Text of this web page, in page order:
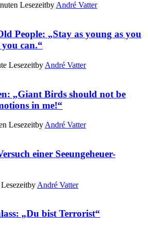
LesezeitbyAndré Vatter
People: „Stay as young as you
can.“
Lesezeitby André Vatter
„Giant Birds should not be
in me!“
Lesezeitby André Vatter
einer Seeungeheuer-
by André Vatter
„Du bist Terrorist“